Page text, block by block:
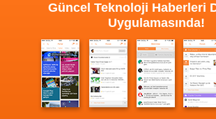
Güncel Teknoloji Haberleri
Uygulamasında!